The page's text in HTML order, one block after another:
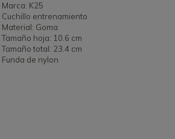
Marca: K25
Cuchillo entrenamiento
Material: Goma
Tamaño hoja: 10.6 cm
Tamaño total: 23.4 cm
Funda de nylon